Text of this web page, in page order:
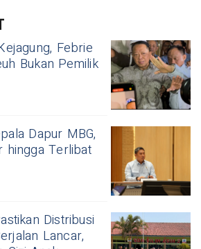
Febrie
Bukan Pemilik
Dapur MBG,
hingga Terlibat
Distribusi
Lancar,